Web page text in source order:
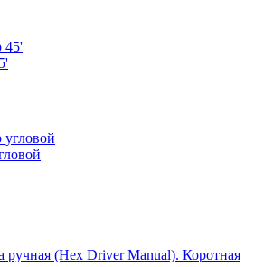
ручная (Hex Driver Manual). Коротная